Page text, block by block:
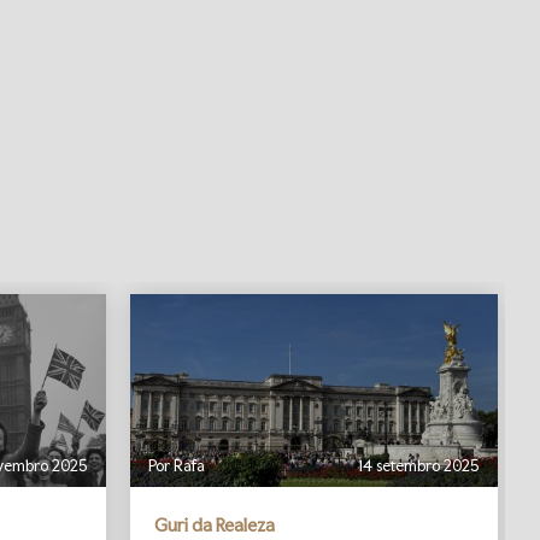
2025 Por Rafa 14 setembro 2025
Guri da Realeza